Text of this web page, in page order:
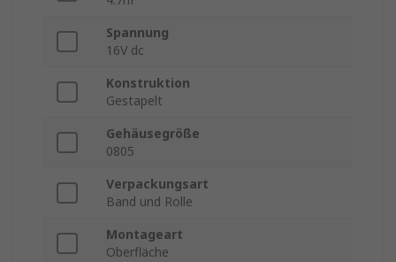
Spannung
16V dc
Konstruktion
Gestapelt
Gehäusegröße
0805
Verpackungsart
Band und Rolle
Montageart
Oberfläche